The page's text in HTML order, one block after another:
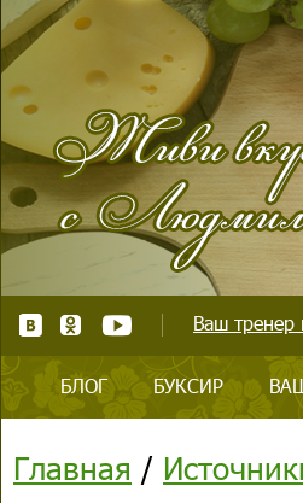
Ваш тренер
БЛОГ БУКСИР
Главная /